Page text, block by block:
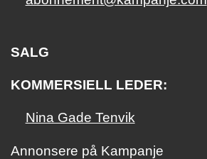
SALG
KOMMERSIELL LEDER:
Nina Gade Tenvik
Annonsere på Kampanje